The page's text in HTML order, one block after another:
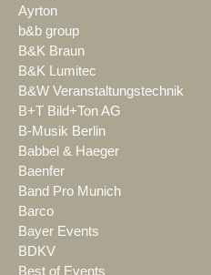
Ayrton
b&b group
B&K Braun
B&K Lumitec
B&W Veranstaltungstechnik
B+T Bild+Ton AG
B-Musik Berlin
Babbel & Haeger
Baenfer
Band Pro Munich
Barco
Bayer Events
BDKV
Best of Events